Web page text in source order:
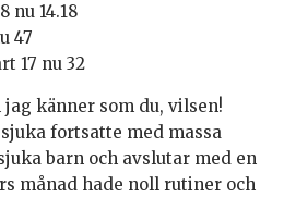
nu 14.18
47
17 nu 32
känner som du, vilsen!
fortsatte med massa
barn och avslutar med en
månad hade noll rutiner och